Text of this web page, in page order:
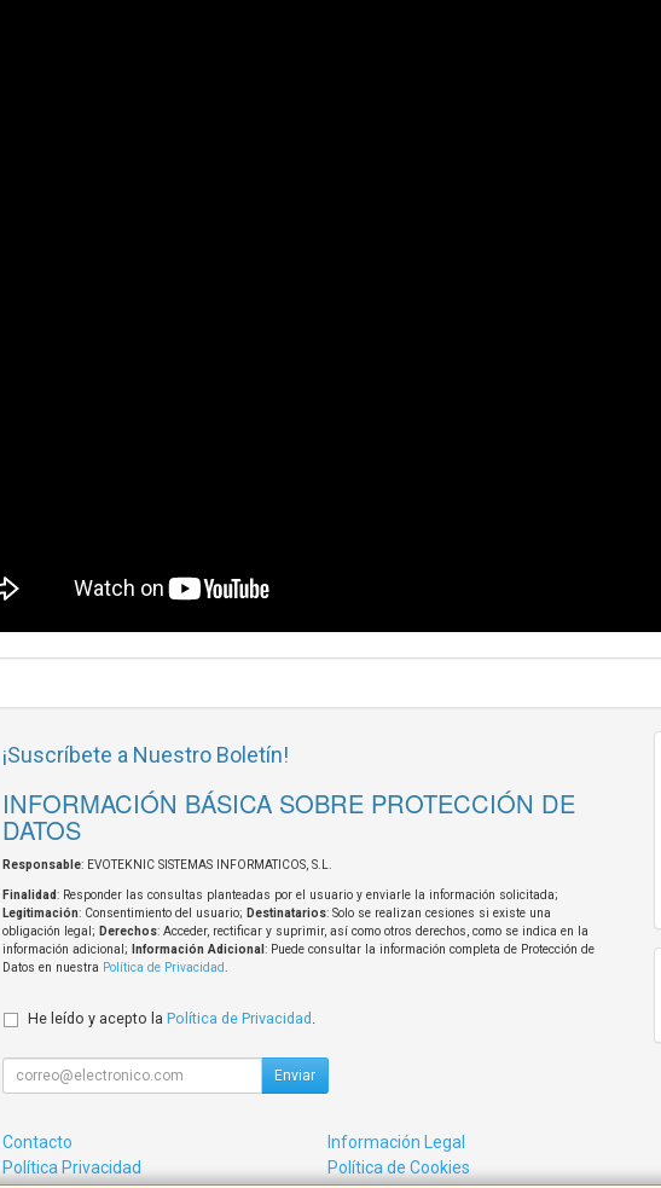
¡Suscríbete a Nuestro Boletín!
INFORMACIÓN BÁSICA SOBRE PROTECCIÓN DE
DATOS
Responsable: EVOTEKNIC SISTEMAS INFORMATICOS, S.L.
Finalidad: Responder las consultas planteadas por el usuario y enviarle la información solicitada;
Legitimación: Consentimiento del usuario; Destinatarios: Solo se realizan cesiones si existe una
obligación legal; Derechos: Acceder, rectificar y suprimir, así como otros derechos, como se indica en la
información adicional;
Información Adicional : Puede consultar la información completa de Protección de
Datos en nuestra Política de Privacidad
He leído y acepto la Política de Privacidad
Enviar
Contacto
Información Legal
Política Privacidad
Política de Cookies